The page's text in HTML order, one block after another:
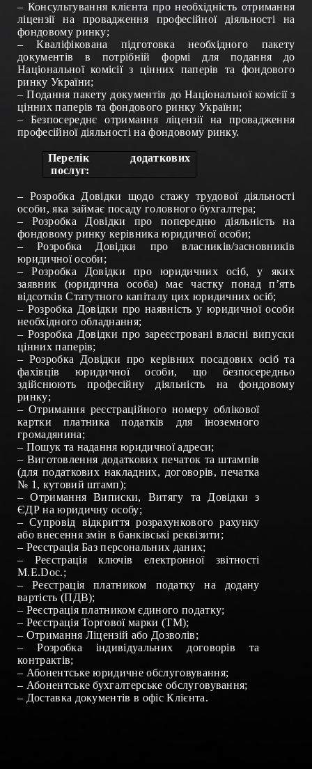
– Консультування клієнта про необхідність отримання
ліцензії на провадження професійної діяльності на
фондовому ринку;
– Кваліфікована підготовка необхідного пакету
документів в потрібній формі для подання до
Національної комісії з цінних паперів та фондового
ринку України;
– Подання пакету документів до Національної комісії з
цінних паперів та фондового ринку України;
– Безпосереднє отримання ліцензії на провадження
професійної діяльності на фондовому ринку.
Перелік додаткових
послуг:
– Розробка Довідки щодо стажу трудової діяльності
особи, яка займає посаду головного бухгалтера;
– Розробка Довідки про попередню діяльність на
фондовому ринку керівника юридичної особи;
– Розробка Довідки про власників/засновників
юридичної особи;
– Розробка Довідки про юридичних осіб, у яких
заявник (юридична особа) має частку понад п’ять
відсотків Статутного капіталу цих юридичних осіб;
– Розробка Довідки про наявність у юридичної особи
необхідного обладнання;
– Розробка Довідки про зареєстровані власні випуски
цінних паперів;
– Розробка Довідки про керівних посадових осіб та
фахівців юридичної особи, що безпосередньо
здійснюють професійну діяльність на фондовому
ринку;
–Отримання реєстраційного номеру облікової
картки платника податків для іноземного
громадянина;
– Пошук та надання юридичної адреси;
– Виготовлення додаткових печаток та штампів
(для податкових накладних, договорів, печатка
№ 1, кутовий штамп);
–Отримання Виписки, Витягу та Довідки з
ЄДР на юридичну особу;
–Супровід відкриття розрахункового рахунку
або внесення змін в банківські реквізити;
– Реєстрація Баз персональних даних;
– Реєстрація ключів електронної звітності
М.Е.Doc.;
– Реєстрація платником податку на додану
вартість (ПДВ);
– Реєстрація платником єдиного податку;
– Реєстрація Торгової марки (ТМ);
– Отримання Ліцензій або Дозволів;
–Розробка індивідуальних договорів та
контрактів;
– Абонентське юридичне обслуговування;
– Абонентське бухгалтерське обслуговування;
– Доставка документів в офіс Клієнта.